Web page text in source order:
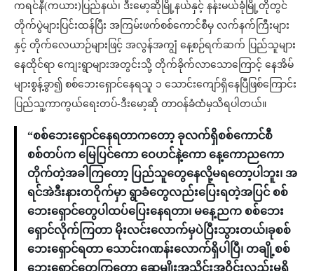
ကရင်နီ(ကယား)ပြည်နယ်၊ ဒီးမော့ဆိုမြို့နယ်နှင့် နန်းမယ်ခုံမြို့တိုတွင်
တိုက်ပွဲများပြင်းထန်ပြီး အကြမ်းဖက်စစ်ကောင်စီမှ လက်နက်ကြီးများ
နှင့် တိုက်လေယာဉ်များဖြင့် အလွန်အကျွံ နေ့စဉ်ရက်ဆက် ပြည်သူများ
နေထိုင်ရာ ကျေးရွာများအတွင်းသို့ တိုက်ခိုက်လာသောကြောင့် နေအိမ်
များစွန့်ခွာ၍ စစ်ဘေးရှောင်နေရသူ ၁ သောင်းကျော်ရှိနေပြီဖြစ်ကြောင်း
ပြည်သူ့ကာကွယ်ရေးတပ်-ဒီးမော့ဆို တာဝန်ခံထံမှသိရပါတယ်။
“စစ်ဘေးရှောင်နေရတာကတော့ ခုလက်ရှိစစ်ကောင်စီ
စစ်တပ်က မြေပြင်ကော ဝေဟင်နဲ့ကော နေ့ကောညကော
တိုက်တဲ့အခါကြတော့ ပြည်သူတွေနေလို့မရတော့ပါဘူး၊ အ
ရင်အဲဒီးနားတဝိုက်မှာ ရွာခံတွေလည်းပြေးရတဲ့အပြင် စစ်
ဘေးရှောင်တွေပါထပ်ပြေးနေရတာ၊ မနေ့ညက စစ်ဘေး
ရှောင်လိုက်ကြတာ မိုးလင်းလောက်မှပဲပြီးသွားတယ်၊ခုစစ်
ဘေးရှောင်ရတာ သောင်းဂဏန်းလောက်ရှိပါပြီ၊ တချို့စစ်
ဘေးရှောင်တွေကြတော့ ဆွေမျိုးအသိုင်းအဝိုင်းလည်းမရှိ